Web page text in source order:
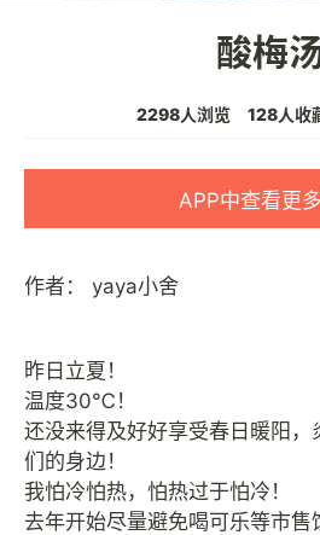
酸梅
2298人浏览 128人收
APP中查看更
作者： yaya小舍
昨日立夏！
温度30℃！
还没来得及好好享受春日暖阳
们的身边！
我怕冷怕热，怕热过于怕冷！
去年开始尽量避免喝可乐等市